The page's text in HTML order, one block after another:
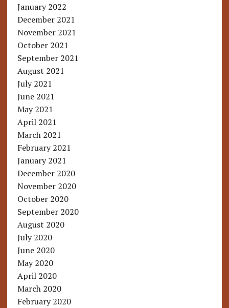
January 2022
December 2021
November 2021
October 2021
September 2021
August 2021
July 2021
June 2021
May 2021
April 2021
March 2021
February 2021
January 2021
December 2020
November 2020
October 2020
September 2020
August 2020
July 2020
June 2020
May 2020
April 2020
March 2020
February 2020